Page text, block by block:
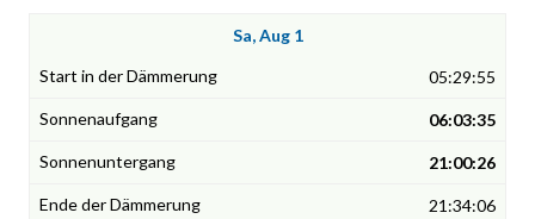
Sa, Aug 1
05:29:55
06:03:35
21:00:26
21:34:06